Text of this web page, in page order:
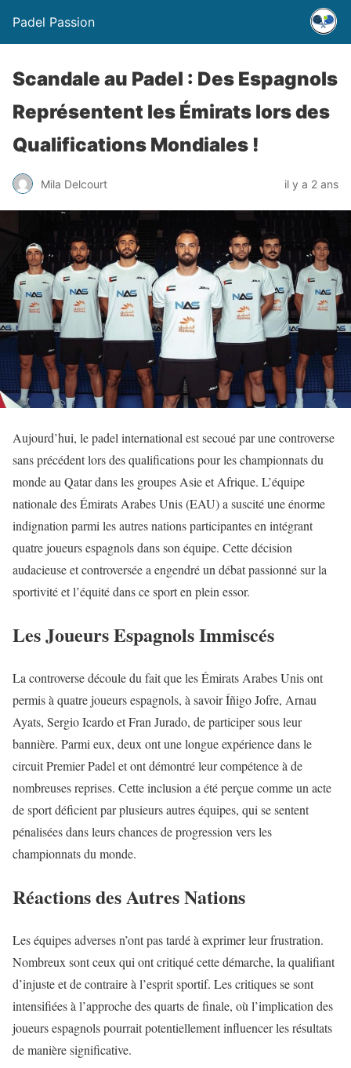
Padel Passion
Scandale au Padel : Des Espagnols
Représentent les Émirats lors des
Qualifications Mondiales !
Mila Delcourt il y a 2 ans
Aujourd’hui, le padel international est secoué par une controverse
sans précédent lors des qualifications pour les championnats du
monde au Qatar dans les groupes Asie et Afrique. L’équipe
nationale des Émirats Arabes Unis (EAU) a suscité une énorme
indignation parmi les autres nations participantes en intégrant
quatre joueurs espagnols dans son équipe. Cette décision
audacieuse et controversée a engendré un débat passionné sur la
sportivité et l’équité dans ce sport en plein essor.
Les Joueurs Espagnols Immiscés
La controverse découle du fait que les Émirats Arabes Unis ont
permis à quatre joueurs espagnols, à savoir Íñigo Jofre, Arnau
Ayats, Sergio Icardo et Fran Jurado, de participer sous leur
bannière. Parmi eux, deux ont une longue expérience dans le
circuit Premier Padel et ont démontré leur compétence à de
nombreuses reprises. Cette inclusion a été perçue comme un acte
de sport déficient par plusieurs autres équipes, qui se sentent
pénalisées dans leurs chances de progression vers les
championnats du monde.
Réactions des Autres Nations
Les équipes adverses n’ont pas tardé à exprimer leur frustration.
Nombreux sont ceux qui ont critiqué cette démarche, la qualifiant
d’injuste et de contraire à l’esprit sportif. Les critiques se sont
intensifiées à l’approche des quarts de finale, où l’implication des
joueurs espagnols pourrait potentiellement influencer les résultats
de manière significative.